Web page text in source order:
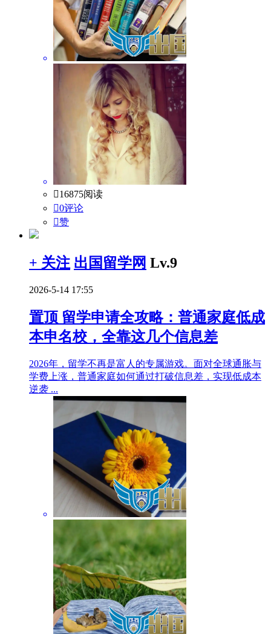
16875阅读
0评论
赞
+ 关注 出国留学网 Lv.9
2026-5-14 17:55
置顶 留学申请全攻略：普通家庭低成
本申名校，全靠这几个信息差
2026年，留学不再是富人的专属游戏。面对全球通胀与
学费上涨，普通家庭如何通过打破信息差，实现低成本
逆袭 ...